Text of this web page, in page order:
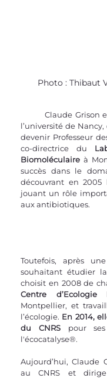
Photo : Thibaut
Claude Grison
l’université de
devenir Professeur
co-directrice du
Biomoléculaire à
succès dans le
découvrant en 2005
jouant un rôle
aux antibiotiques.
Toutefois, après
souhaitant étudier
Centre
Montpellier, et
l’écologie. En 2014,
du CNRS pour ses
l'écocatalyse®.
Aujourd’hui, Claude
au CNRS et